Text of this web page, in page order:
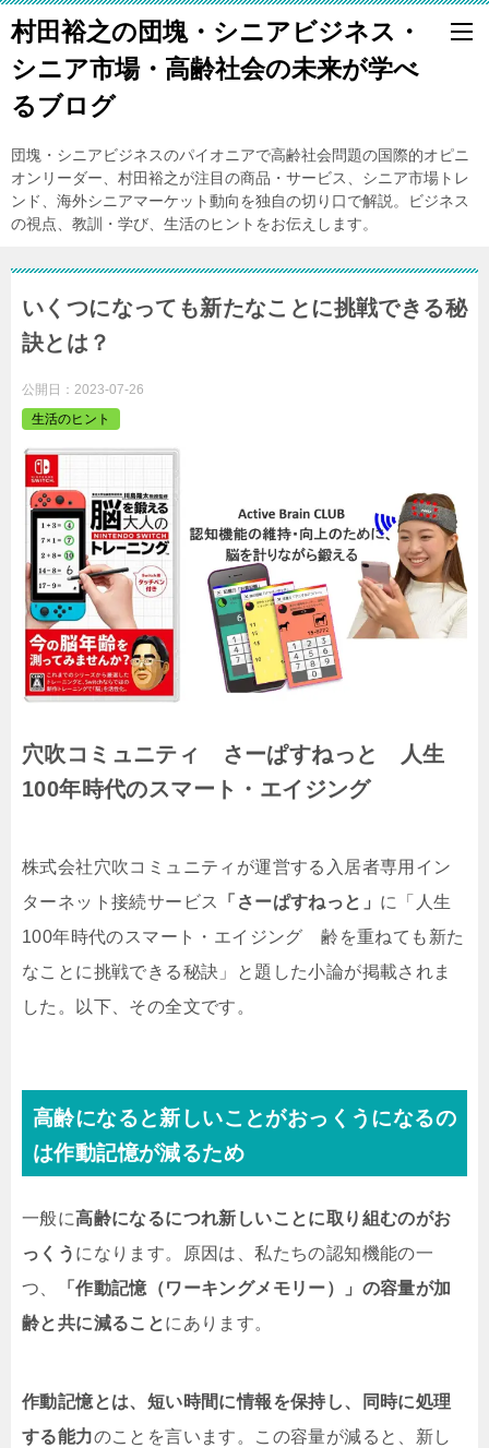
村田裕之の団塊・シニアビジネス・
シニア市場・高齢社会の未来が学べ
るブログ
団塊・シニアビジネスのパイオニアで高齢社会問題の国際的オピニ
オンリーダー、村田裕之が注目の商品・サービス、シニア市場トレ
ンド、海外シニアマーケット動向を独自の切り口で解説。ビジネス
の視点、教訓・学び、生活のヒントをお伝えします。
いくつになっても新たなことに挑戦できる秘
訣とは？
公開日： 2023-07-26
生活のヒント
穴吹コミュニティ さーぱすねっと
人生
100年時代のスマート・エイジング
株式会社穴吹コミュニティが運営する入居者専用イン
ターネット接続サービス
「さーぱすねっと」 に「人生
100年時代のスマート・エイジング 齢を重ねても新た
なことに挑戦できる秘訣」と題した小論が掲載されま
した。以下、その全文です。
高齢になると新しいことがおっくうになるの
は作動記憶が減るため
一般に高齢になるにつれ新しいことに取り組むのがお
っくう になります。原因は、私たちの認知機能の一
つ、
「作動記憶（ワーキングメモリー）」の容量が加
齢と共に減ることにあります。
作動記憶とは、短い時間に情報を保持し、同時に処理
する能力のことを言います。この容量が減ると、新し